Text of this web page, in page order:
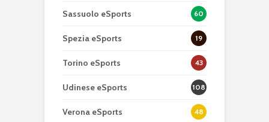
Sassuolo eSports 60
Spezia eSports 19
Torino eSports 43
Udinese eSports 108
Verona eSports 48